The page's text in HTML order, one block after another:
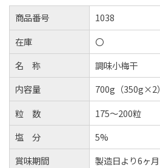
商品番号
1038
在庫
〇
名 称
調味小梅干
内容量
700g（350g×2）
粒 数
175～200粒
塩 分
5%
賞味期間
製造日より6ヶ月